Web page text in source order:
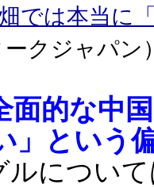
畑では本当に
ークジャパン
面的な中
」という
について